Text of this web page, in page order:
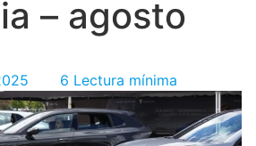
– agosto
6 Lectura mínima